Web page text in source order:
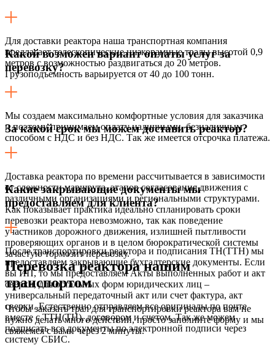
Для доставки реактора наша транспортная компания
предлагает телескопические низкорамные тралы высотой 0,9
метров с возможностью раздвигаться до 20 метров.
Грузоподъемность варьируется от 40 до 100 тонн.
Какой возможен вариант оплаты услуг за
перевозку?
Мы создаем максимально комфортные условия для заказчика
и поэтому принимаем оплату наличными, безналичным
способом с НДС и без НДС. Так же имеется отсрочка платежа.
За какой срок мы можем доставить реактор?
Доставка реактора по времени рассчитывается в зависимости
от сложности маршрута, этапов согласования движения с
различными организациями и региональными структурами.
Как показывает практика идеально спланировать сроки
перевозки реактора невозможно, так как поведение
участников дорожного движения, излишней пытливости
проверяющих органов и в целом бюрократической системы
зачастую тормозит перевозку.
Какие закрывающие документы мы
предоставляем для клиента?
После транспортировки реактора и подписания ТН(ТТН) мы
предоставляем закрывающие бухгалтерские документы. Если
вы ИП, то мы предоставляем Акты выполненных работ и акт
сверки, для остальных форм юридических лиц –
универсальный передаточный акт или счет фактура, акт
сверки. Естественно отправляем все оригиналы по почте
вместе с ТТН(ТН), договором и счетом. Так же можем
подписать все документы по электронной подписи через
систему СБИС.
Перевозка реактора нашим
транспортом
Чтобы заказать трал для транспортировки реактора вам не
нужно делать много действий, просто заполните форму и мы
свяжемся с вами через 2 минуты.